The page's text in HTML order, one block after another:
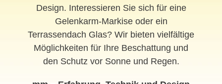
Design. Interessieren Sie sich für eine
Gelenkarm-Markise oder ein
Terrassendach Glas? Wir bieten vielfältige
Möglichkeiten für Ihre Beschattung und
den Schutz vor Sonne und Regen.